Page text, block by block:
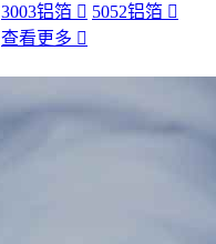
3003铝箔
5052铝箔
查看更多